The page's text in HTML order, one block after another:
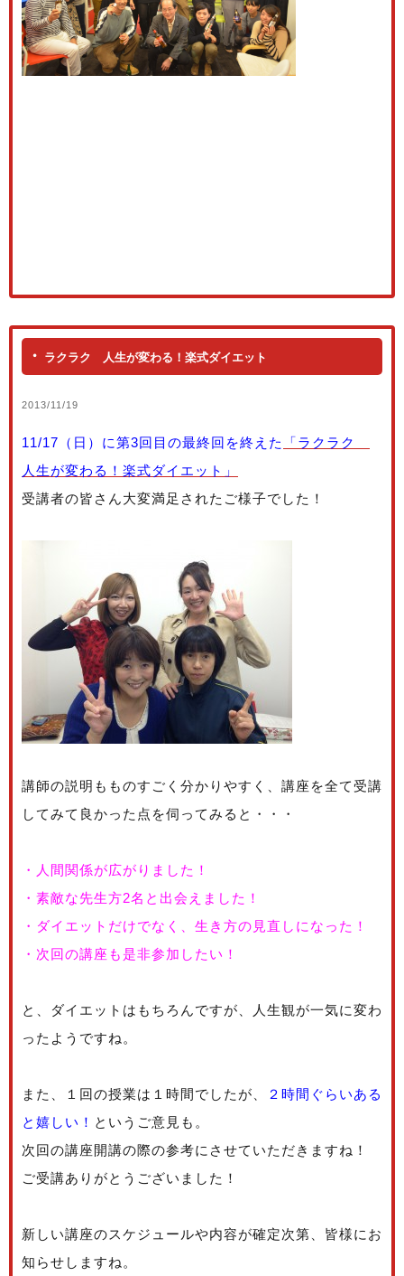
ラクラク 人生が変わる！楽式ダイエット
2013/11/19
11/17（日）に第3回目の最終回を終えた
「ラクラク
人生が変わる！楽式ダイエット」
受講者の皆さん大変満足されたご様子でした！
講師の説明もものすごく分かりやすく、講座を全て受講
してみて良かった点を伺ってみると・・・
・人間関係が広がりました！
・素敵な先生方2名と出会えました！
・ダイエットだけでなく、生き方の見直しになった！
・次回の講座も是非参加したい！
と、ダイエットはもちろんですが、人生観が一気に変わ
ったようですね。
また、１回の授業は１時間でしたが、
２時間ぐらいある
と嬉しい！ というご意見も。
次回の講座開講の際の参考にさせていただきますね！
ご受講ありがとうございました！
新しい講座のスケジュールや内容が確定次第、皆様にお
知らせしますね。